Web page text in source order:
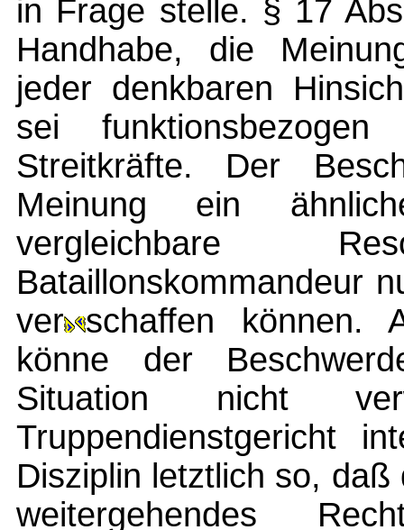
in Frage stelle. § 17
Handhabe, die
jeder denkbaren
sei
Streitkräfte. Der
Meinung ein
vergleichbare
Bataillonskommandeur
ver
schaffen können.
könne der
Situation nicht
Truppendienstgericht
Disziplin letztlich so,
weitergehendes